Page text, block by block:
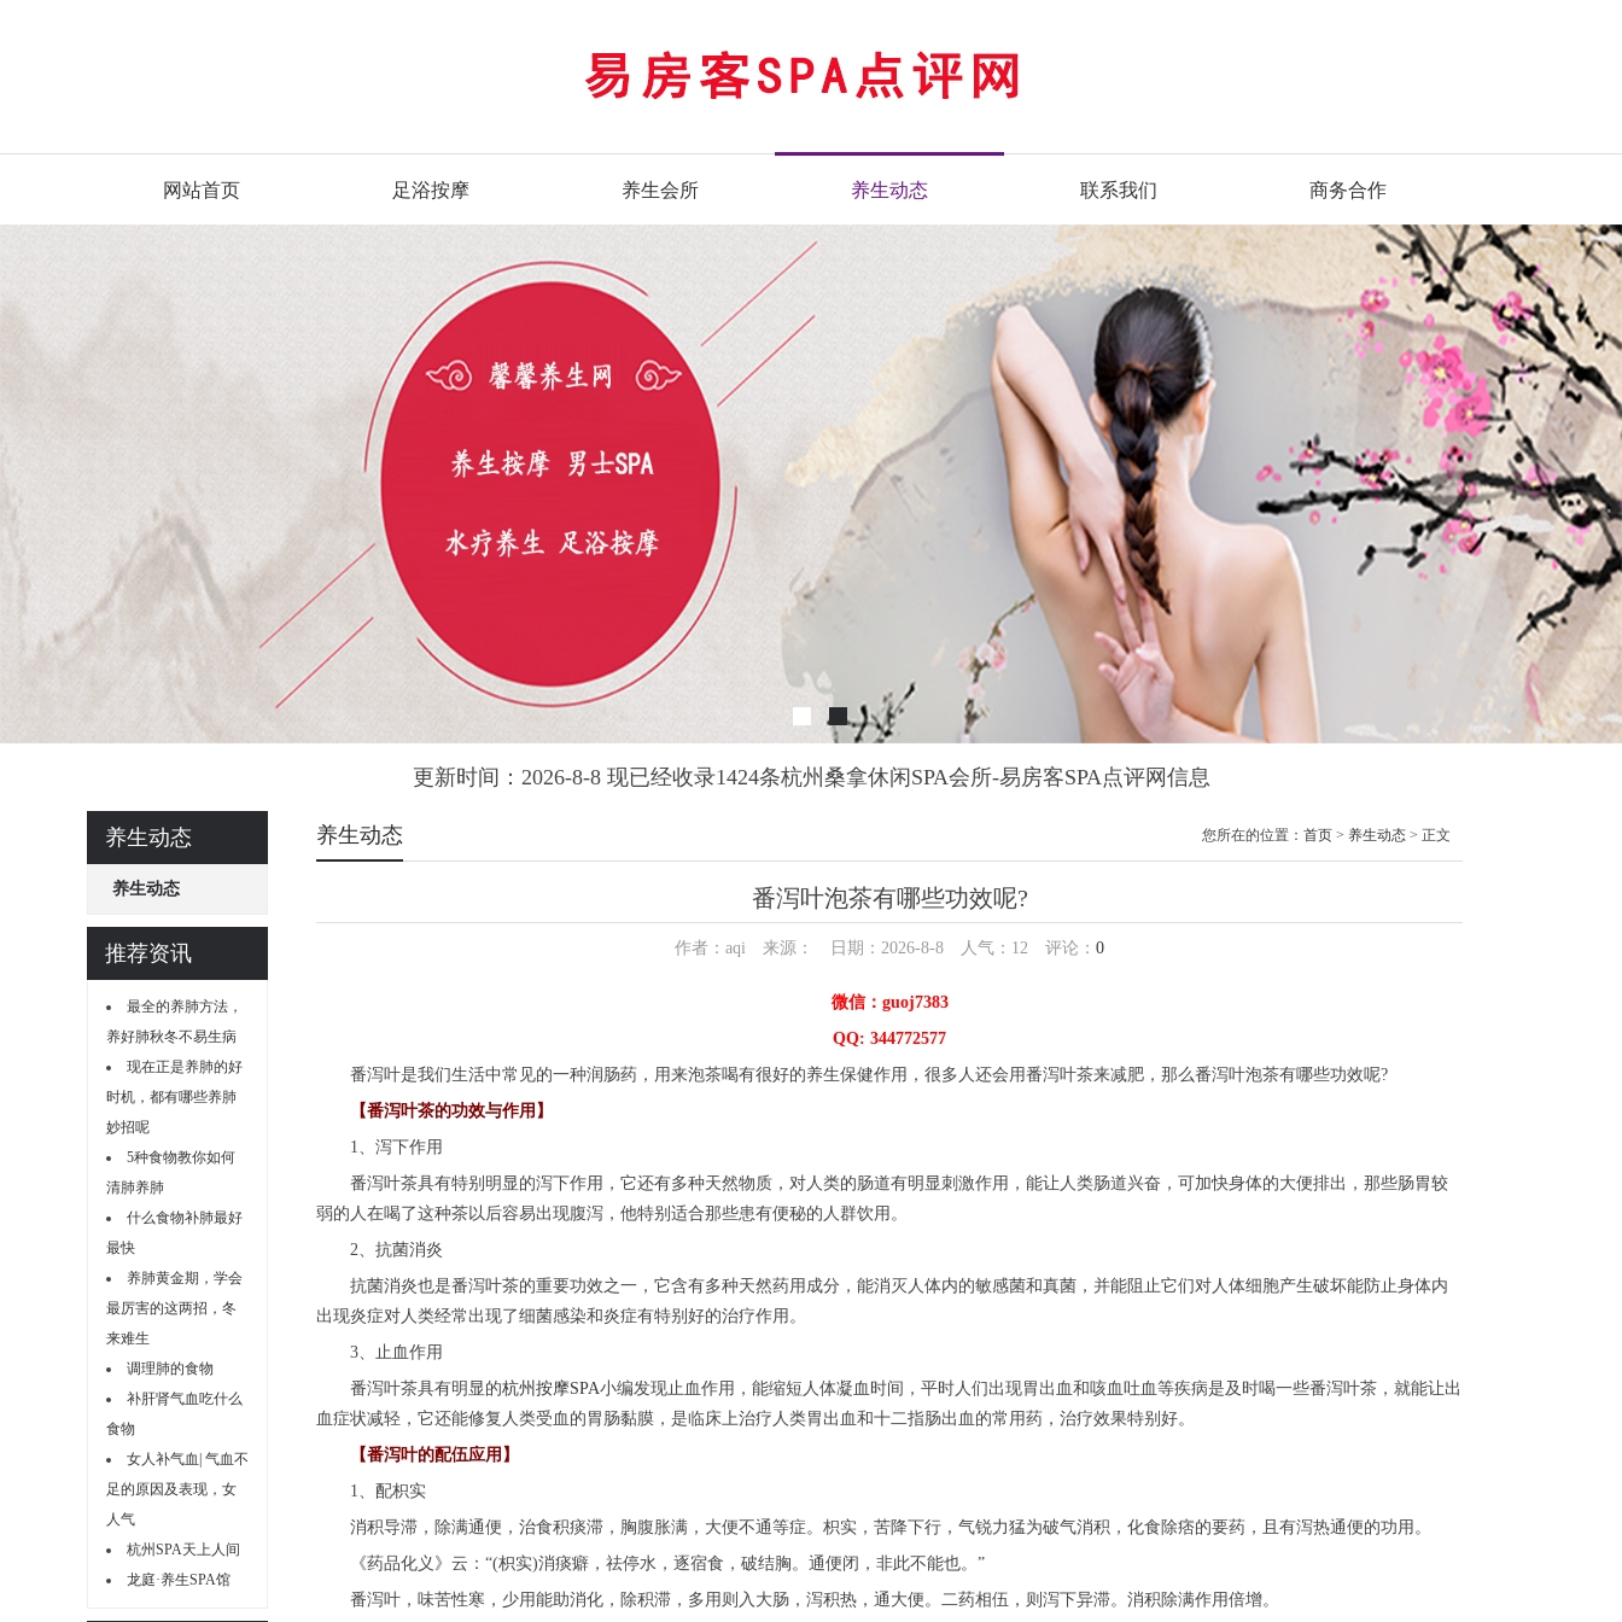
网站首页 足浴按摩 养生会所 养生动态 联系我们 商务合作
更新时间：2026-8-8 现已经收录1424条杭州桑拿休闲SPA会所-易房客SPA点评网信息
养生动态
养生动态
推荐资讯
最全的养肺方法，
养好肺秋冬不易生病
现在正是养肺的好
时机，都有哪些养肺
妙招呢
5种食物教你如何
清肺养肺
什么食物补肺最好
最快
养肺黄金期，学会
最厉害的这两招，冬
来难生
调理肺的食物
补肝肾气血吃什么
食物
女人补气血| 气血不
足的原因及表现，女
人气
杭州SPA天上人间
龙庭·养生SPA馆
养生动态 您所在的位置： 首页 > 养生动态 > 正文
番泻叶泡茶有哪些功效呢?
作者：aqi 来源： 日期：2026-8-8 人气： 12 评论： 0
微信：guoj7383
QQ: 344772577
番泻叶是我们生活中常见的一种润肠药，用来泡茶喝有很好的养生保健作用，很多人还会用番泻叶茶来减肥，那么番泻叶泡茶有哪些功效呢?
【番泻叶茶的功效与作用】
1、泻下作用
番泻叶茶具有特别明显的泻下作用，它还有多种天然物质，对人类的肠道有明显刺激作用，能让人类肠道兴奋，可加快身体的大便排出，那些肠胃较
弱的人在喝了这种茶以后容易出现腹泻，他特别适合那些患有便秘的人群饮用。
2、抗菌消炎
抗菌消炎也是番泻叶茶的重要功效之一，它含有多种天然药用成分，能消灭人体内的敏感菌和真菌，并能阻止它们对人体细胞产生破坏能防止身体内
出现炎症对人类经常出现了细菌感染和炎症有特别好的治疗作用。
3、止血作用
番泻叶茶具有明显的杭州按摩SPA小编发现止血作用，能缩短人体凝血时间，平时人们出现胃出血和咳血吐血等疾病是及时喝一些番泻叶茶，就能让出
血症状减轻，它还能修复人类受血的胃肠黏膜，是临床上治疗人类胃出血和十二指肠出血的常用药，治疗效果特别好。
【番泻叶的配伍应用】
1、配枳实
消积导滞，除满通便，治食积痰滞，胸腹胀满，大便不通等症。枳实，苦降下行，气锐力猛为破气消积，化食除痞的要药，且有泻热通便的功用。
《药品化义》云：“(枳实)消痰癖，祛停水，逐宿食，破结胸。通便闭，非此不能也。”
番泻叶，味苦性寒，少用能助消化，除积滞，多用则入大肠，泻积热，通大便。二药相伍，则泻下异滞。消积除满作用倍增。